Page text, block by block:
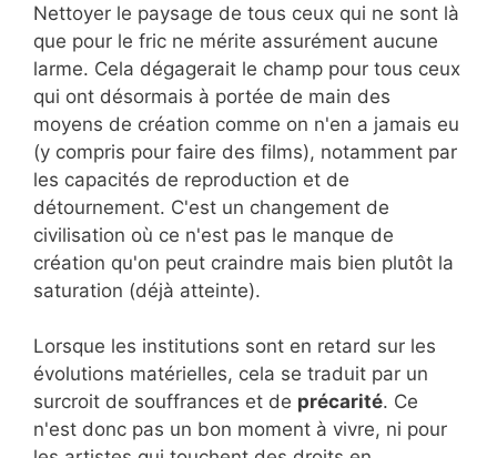
Nettoyer le paysage de tous ceux qui ne sont là
que pour le fric ne mérite assurément aucune
larme. Cela dégagerait le champ pour tous ceux
qui ont désormais à portée de main des
moyens de création comme on n'en a jamais eu
(y compris pour faire des films), notamment par
les capacités de reproduction et de
détournement. C'est un changement de
civilisation où ce n'est pas le manque de
création qu'on peut craindre mais bien plutôt la
saturation (déjà atteinte).
Lorsque les institutions sont en retard sur les
évolutions matérielles, cela se traduit par un
surcroit de souffrances et de précarité. Ce
n'est donc pas un bon moment à vivre, ni pour